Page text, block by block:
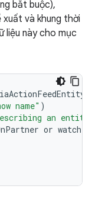
bắt buộc),
xuất và khung thời
liệu này cho mục
name" )
an
or